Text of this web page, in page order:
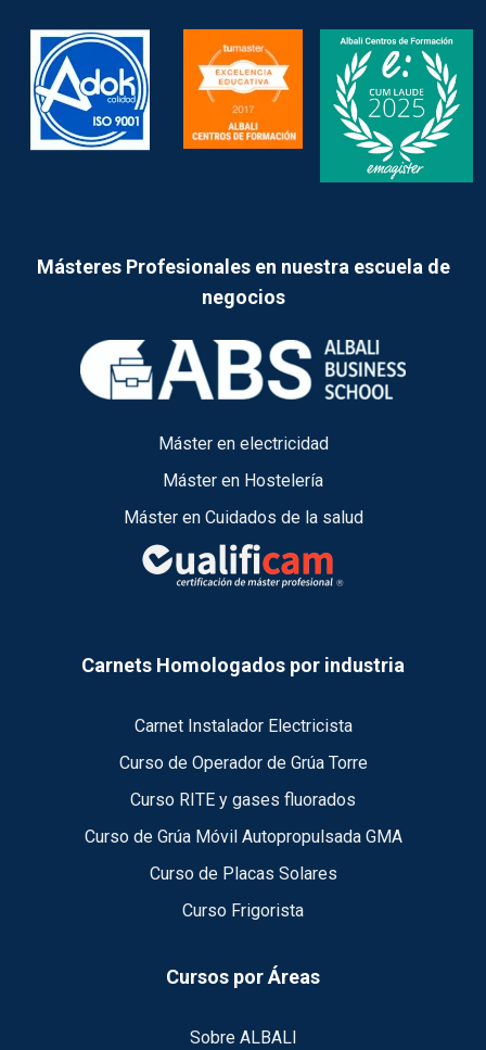
Másteres Profesionales en nuestra escuela de
negocios
Máster en electricidad
Máster en Hostelería
Máster en Cuidados de la salud
Carnets Homologados por industria
Carnet Instalador Electricista
Curso de Operador de Grúa Torre
Curso RITE y gases fluorados
Curso de Grúa Móvil Autopropulsada GMA
Curso de Placas Solares
Curso Frigorista
Cursos por Áreas
Sobre ALBALI